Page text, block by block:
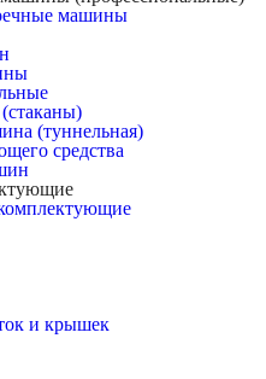
машины
(туннельная)
средства
и крышек